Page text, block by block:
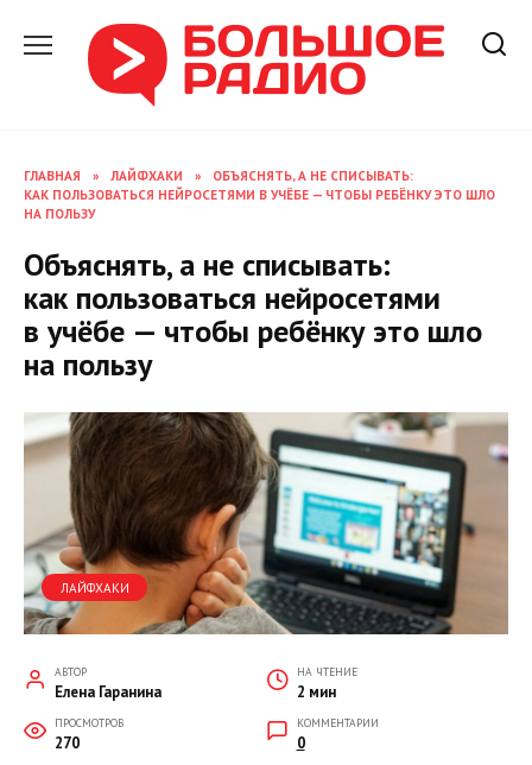
содержанию
ГЛАВНАЯ » ЛАЙФХАКИ »
ОБЪЯСНЯТЬ, А НЕ СПИСЫВАТЬ:
КАК ПОЛЬЗОВАТЬСЯ НЕЙРОСЕТЯМИ В УЧЁБЕ — ЧТОБЫ РЕБЁНКУ ЭТО ШЛО
НА ПОЛЬЗУ
Объяснять, а не списывать:
как пользоваться нейросетями
в учёбе — чтобы ребёнку это шло
на пользу
ЛАЙФХАКИ
АВТОР
Елена Гаранина
НА ЧТЕНИЕ
2 мин
ПРОСМОТРОВ
270
КОММЕНТАРИИ
0